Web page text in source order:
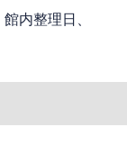
内整理日、